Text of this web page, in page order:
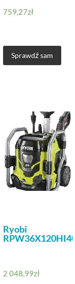
759,27zł
Sprawdź sam
Ryobi
RPW36X120HI40
2 048,99zł